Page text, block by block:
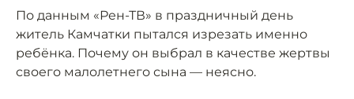
По данным «Рен-ТВ» в праздничный день
житель Камчатки пытался изрезать именно
ребёнка. Почему он выбрал в качестве жертвы
своего малолетнего сына — неясно.